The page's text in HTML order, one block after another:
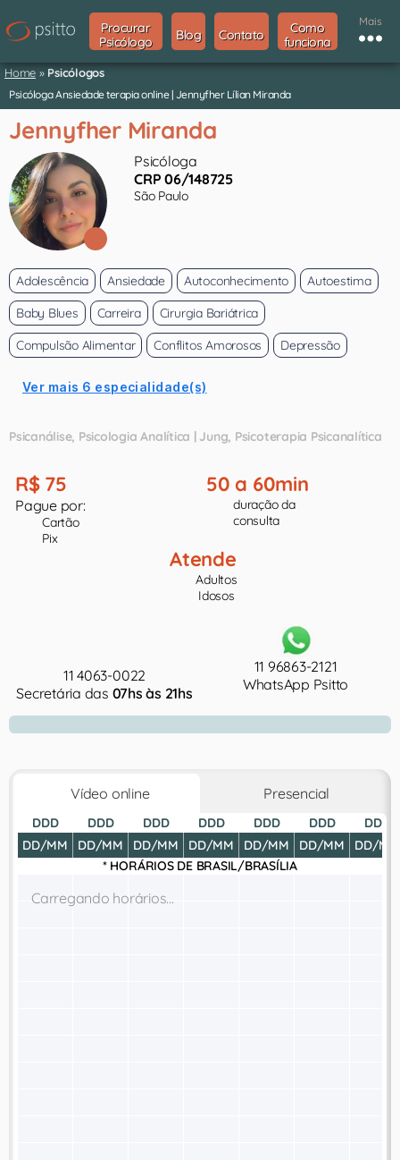
Procurar
Psicólogo
Blog Contato
Como
funciona
Mais
Home » Psicólogos
Psicóloga Ansiedade terapia online | Jennyfher Lílian Miranda
Jennyfher Miranda
Psicóloga
CRP 06/148725
São Paulo
Adolescência Ansiedade Autoconhecimento
Autoestima
Baby Blues
Carreira
Cirurgia Bariátrica
Compulsão Alimentar
Conflitos Amorosos Depressão
Ver mais 6 especialidade(s)
Psicanálise Psicologia Analítica | Jung Psicoterapia Psicanalítica
R$ 75
Pague por:
Cartão
Pix
50 a 60min
duração da
consulta
Atende
Adultos
Idosos
11 4063-0022
Secretária das 07hs às 21hs
11 96863-2121
WhatsApp Psitto
Vídeo online Presencial
DDD
DD/MM
DDD
DD/MM
DDD
DD/MM
DDD
DD/MM
DDD
DD/MM
DDD
DD/MM
DDD
DD/MM
* HORÁRIOS DE BRASIL/BRASÍLIA
Carregando horários...